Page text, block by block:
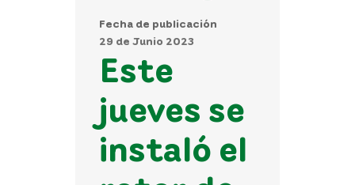
Fecha de publicación
29 de Junio 2023
Este
jueves se
instaló el